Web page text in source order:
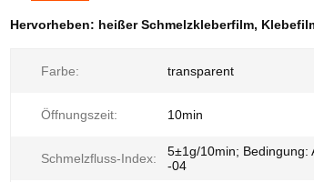
Hervorheben: heißer Schmelzkleberfilm,
Farbe: transparent
Öffnungszeit: 10min
Schmelzfluss-Index:
5±1g/10min; Bedingung:
-04